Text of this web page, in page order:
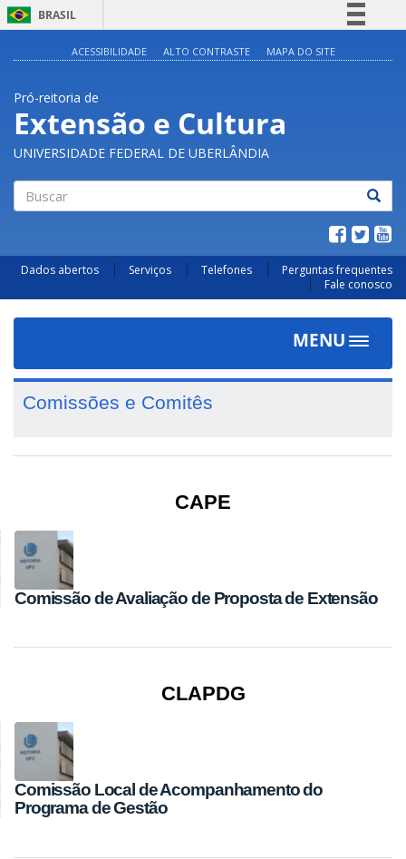
BRASIL
Acesso à informação
Legislação
Canais
ACESSIBILIDADE ALTO CONTRASTE MAPA DO SITE
Pró-reitoria de
Extensão e Cultura
UNIVERSIDADE FEDERAL DE UBERLÂNDIA
Dados abertos Serviços Telefones
Perguntas frequentes
Fale conosco
MENU
Toggle
Comissões e Comitês
CAPE
Comissão de Avaliação de Proposta de Extensão
CLAPDG
Comissão Local de Acompanhamento do
Programa de Gestão